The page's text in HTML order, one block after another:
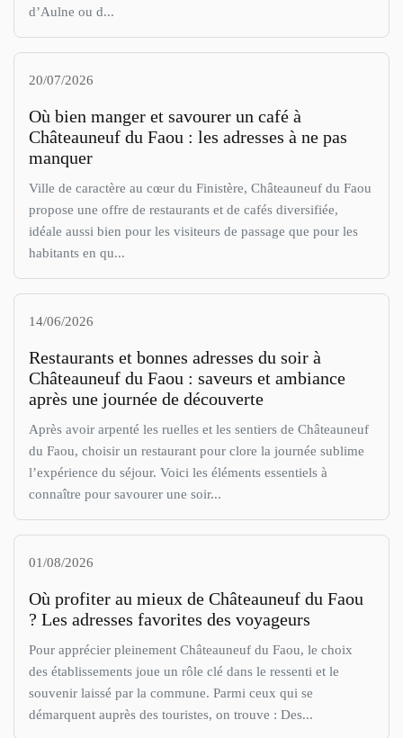
d’Aulne ou d...
20/07/2026
Où bien manger et savourer un café à
Châteauneuf du Faou : les adresses à ne pas
manquer
Ville de caractère au cœur du Finistère, Châteauneuf du Faou
propose une offre de restaurants et de cafés diversifiée,
idéale aussi bien pour les visiteurs de passage que pour les
habitants en qu...
14/06/2026
Restaurants et bonnes adresses du soir à
Châteauneuf du Faou : saveurs et ambiance
après une journée de découverte
Après avoir arpenté les ruelles et les sentiers de Châteauneuf
du Faou, choisir un restaurant pour clore la journée sublime
l’expérience du séjour. Voici les éléments essentiels à
connaître pour savourer une soir...
01/08/2026
Où profiter au mieux de Châteauneuf du Faou
? Les adresses favorites des voyageurs
Pour apprécier pleinement Châteauneuf du Faou, le choix
des établissements joue un rôle clé dans le ressenti et le
souvenir laissé par la commune. Parmi ceux qui se
démarquent auprès des touristes, on trouve : Des...